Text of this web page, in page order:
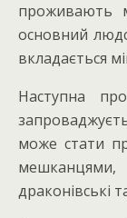
проживають
основний
вкладається
Наступна
може стати
драконівські